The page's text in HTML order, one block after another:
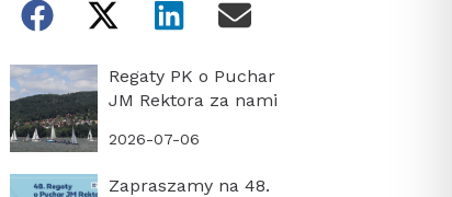
Regaty PK o Puchar
JM Rektora za nami
2026-07-06
Zapraszamy na 48.